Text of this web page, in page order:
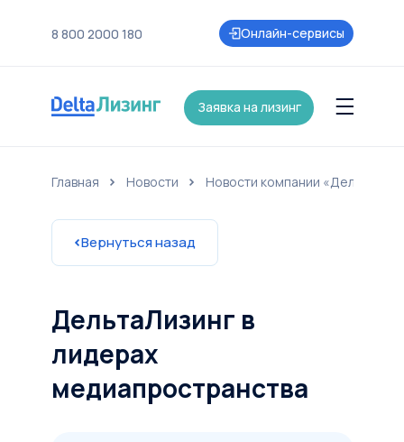
8 800 2000 180 Онлайн-сервисы
Заявка на лизинг
КонтактыСтрахованиеКарьераАкции и партнеры
Главная Новости Новости компании
ДельтаЛизинг в
лидерах
медиапространства
Вернуться назад